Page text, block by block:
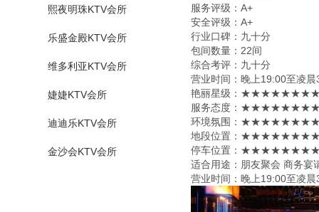
熙夜明珠KTV会所
乐盛金殿KTV会所
维多利亚KTV会所
婕婕KTV会所
迪迪乐KTV会所
金沙会KTV会所
服务评级：A+
安全评级：A+
行业口碑：九十分
包间数量：22间
综合考评：九十分
营业时间：晚上19:00至凌晨
艳丽星级​‌‌：
服务态度：
环境氛围：
地段位置：
停车位置：
适合用途：朋友聚会 商务宴
营业时间：晚上19:00至凌晨